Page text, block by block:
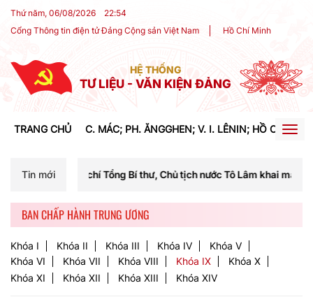
Thứ năm, 06/08/2026 22:54
Cổng Thông tin điện tử Đảng Cộng sản Việt Nam
Hồ Chí Minh
HỆ THỐNG
TƯ LIỆU - VĂN KIỆN ĐẢNG
TRANG CHỦ C. MÁC; PH. ĂNGGHEN; V. I. LÊNIN; HỒ CHÍ
Tin mới
chí Tổng Bí thư, Chủ tịch nước Tô Lâm khai mạc Hội nghị Trung
BAN CHẤP HÀNH TRUNG ƯƠNG
Khóa I Khóa II Khóa III Khóa IV
Khóa V
Khóa VI
Khóa VII Khóa VIII Khóa IX
Khóa X
Khóa XI
Khóa XII Khóa XIII Khóa XIV